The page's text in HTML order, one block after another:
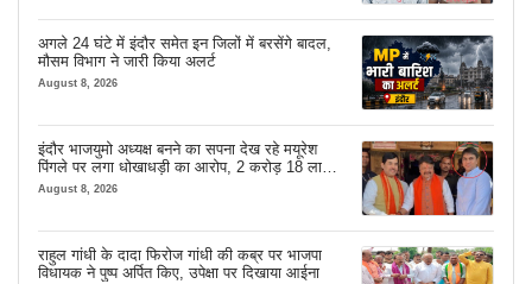
अगले 24 घंटे में इंदौर समेत इन जिलों में बरसेंगे बादल,
मौसम विभाग ने जारी किया अलर्ट
August 8, 2026
इंदौर भाजयुमो अध्यक्ष बनने का सपना देख रहे मयूरेश
पिंगले पर लगा धोखाधड़ी का आरोप, 2 करोड़ 18 लाख
लेने के बाद भी नहीं दिया जमीन का कब्जा
August 8, 2026
राहुल गांधी के दादा फिरोज गांधी की कब्र पर भाजपा
विधायक ने पुष्प अर्पित किए, उपेक्षा पर दिखाया आईना